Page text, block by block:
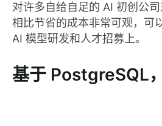
对许多自给自足的 AI 初创公
相比节省的成本非常可观，可
AI 模型研发和人才招募上。
基于 PostgreSQL